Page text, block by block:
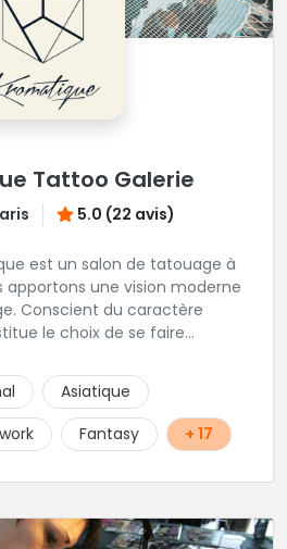
Tattoo Galerie
5.0 (22 avis)
est un salon de tatouage à
apportons une vision moderne
le choix de se faire
savoir-faire reconnu, ce
et de confiance qui
l’art
Asiatique
Fantasy + 17